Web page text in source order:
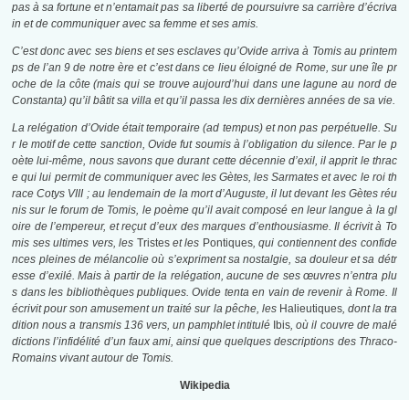
pas à sa fortune et n’entamait pas sa liberté de poursuivre sa carrière d’écriva
in et de communiquer avec sa femme et ses amis.
C’est donc avec ses biens et ses esclaves qu’Ovide arriva à Tomis au printem
ps de l’an 9 de notre ère et c’est dans ce lieu éloigné de Rome, sur une île pr
oche de la côte (mais qui se trouve aujourd’hui dans une lagune au nord de
Constanta) qu’il bâtit sa villa et qu’il passa les dix dernières années de sa vie.
La relégation d’Ovide était temporaire (ad tempus) et non pas perpétuelle. Su
r le motif de cette sanction, Ovide fut soumis à l’obligation du silence. Par le p
oète lui-même, nous savons que durant cette décennie d’exil, il apprit le thrac
e qui lui permit de communiquer avec les Gètes, les Sarmates et avec le roi th
race Cotys VIII ; au lendemain de la mort d’Auguste, il lut devant les Gètes réu
nis sur le forum de Tomis, le poème qu’il avait composé en leur langue à la gl
oire de l’empereur, et reçut d’eux des marques d’enthousiasme. Il écrivit à To
mis ses ultimes vers, les Tristeset les Pontiques, qui contiennent des confide
nces pleines de mélancolie où s’expriment sa nostalgie, sa douleur et sa détr
esse d’exilé. Mais à partir de la relégation, aucune de ses œuvres n’entra plu
s dans les bibliothèques publiques. Ovide tenta en vain de revenir à Rome. Il
écrivit pour son amusement un traité sur la pêche, les Halieutiques, dont la tra
dition nous a transmis 136 vers, un pamphlet intitulé Ibis, où il couvre de malé
dictions l’infidélité d’un faux ami, ainsi que quelques descriptions des Thraco-
Romains vivant autour de Tomis.
Wikipedia